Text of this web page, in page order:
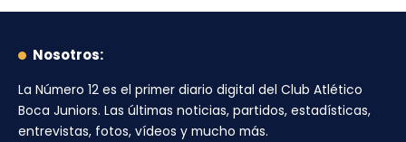
Nosotros:
La Número 12 es el primer diario digital del Club Atlético
Boca Juniors. Las últimas noticias, partidos, estadísticas,
entrevistas, fotos, vídeos y mucho más.